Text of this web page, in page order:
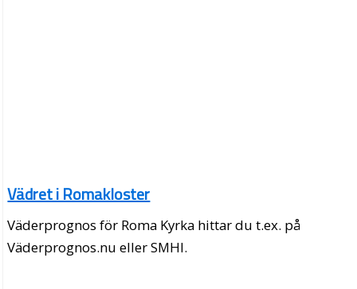
Vädret i Romakloster
Väderprognos för Roma Kyrka hittar du t.ex. på
Väderprognos.nu eller SMHI.